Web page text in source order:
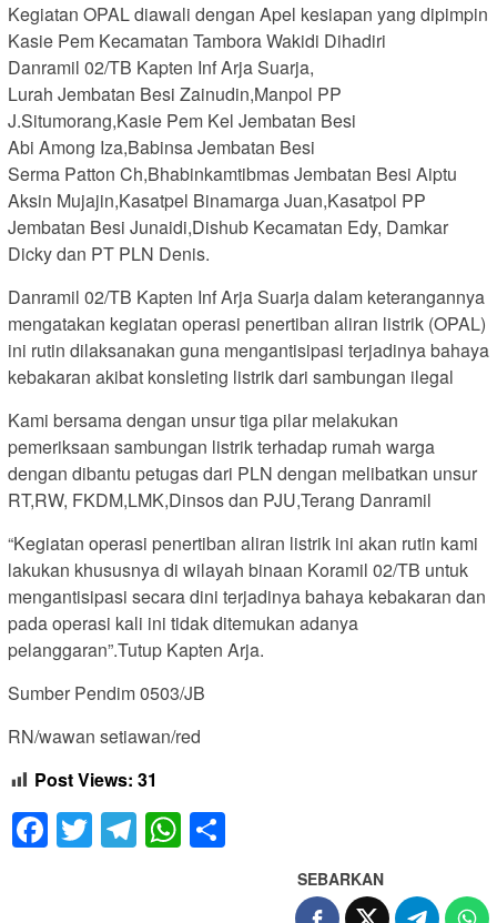
Kegiatan OPAL diawali dengan Apel kesiapan yang dipimpin
Kasie Pem Kecamatan Tambora Wakidi Dihadiri
Danramil 02/TB Kapten Inf Arja Suarja,
Lurah Jembatan Besi Zainudin,Manpol PP
J.Situmorang,Kasie Pem Kel Jembatan Besi
Abi Among Iza,Babinsa Jembatan Besi
Serma Patton Ch,Bhabinkamtibmas Jembatan Besi Aiptu
Aksin Mujajin,Kasatpel Binamarga Juan,Kasatpol PP
Jembatan Besi Junaidi,Dishub Kecamatan Edy, Damkar
Dicky dan PT PLN Denis.
Danramil 02/TB Kapten Inf Arja Suarja dalam keterangannya
mengatakan kegiatan operasi penertiban aliran listrik (OPAL)
ini rutin dilaksanakan guna mengantisipasi terjadinya bahaya
kebakaran akibat konsleting listrik dari sambungan ilegal
Kami bersama dengan unsur tiga pilar melakukan
pemeriksaan sambungan listrik terhadap rumah warga
dengan dibantu petugas dari PLN dengan melibatkan unsur
RT,RW, FKDM,LMK,Dinsos dan PJU,Terang Danramil
“Kegiatan operasi penertiban aliran listrik ini akan rutin kami
lakukan khususnya di wilayah binaan Koramil 02/TB untuk
mengantisipasi secara dini terjadinya bahaya kebakaran dan
pada operasi kali ini tidak ditemukan adanya
pelanggaran”.Tutup Kapten Arja.
Sumber Pendim 0503/JB
RN/wawan setiawan/red
Post Views: 31
Facebook
Twitter
Telegram
WhatsApp
SEBARKAN